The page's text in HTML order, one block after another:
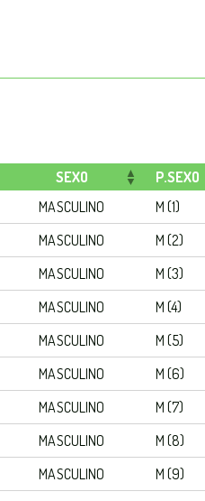
SEXO
P.SEXO
MASCULINO
M (1)
MASCULINO
M (2)
MASCULINO
M (3)
MASCULINO
M (4)
MASCULINO
M (5)
MASCULINO
M (6)
MASCULINO
M (7)
MASCULINO
M (8)
MASCULINO
M (9)